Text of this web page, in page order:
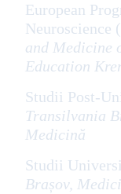
European
Neuroscience
and Medicine
Education
Studii Post-
Transilvania
Medicină
Studii
Brașov,